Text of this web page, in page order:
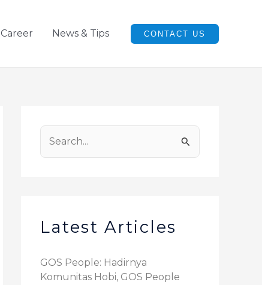
Career News & Tips CONTACT US
c
f
o
Latest Articles
GOS People: Hadirnya
Komunitas Hobi, GOS People